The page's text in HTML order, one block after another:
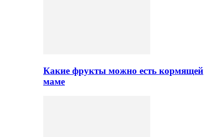
Какие фрукты можно есть кормящей
маме